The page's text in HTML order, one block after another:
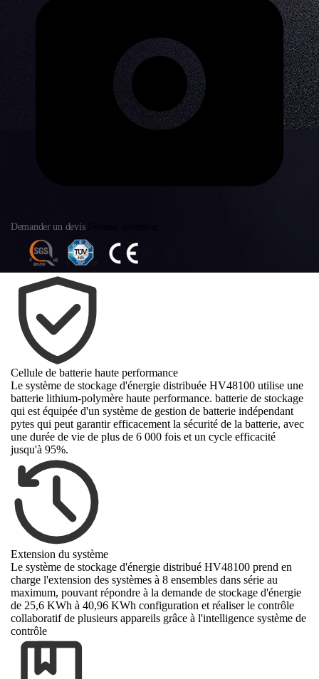
Demander un devis
Cellule de batterie haute performance
Le système de stockage d'énergie distribuée HV48100 utilise une
batterie lithium-polymère haute performance. batterie de stockage
qui est équipée d'un système de gestion de batterie indépendant
pytes qui peut garantir efficacement la sécurité de la batterie, avec
une durée de vie de plus de 6 000 fois et un cycle efficacité
jusqu'à 95%.
Extension du système
Le système de stockage d'énergie distribué HV48100 prend en
charge l'extension des systèmes à 8 ensembles dans série au
maximum, pouvant répondre à la demande de stockage d'énergie
de 25,6 KWh à 40,96 KWh configuration et réaliser le contrôle
collaboratif de plusieurs appareils grâce à l'intelligence système de
contrôle